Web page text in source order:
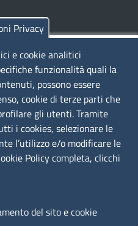
Privacy
e cookie analitici
funzionalità quali la
possono essere
cookie di terze parti che
gli utenti. Tramite
i cookies, selezionare le
l’utilizzo e/o modificare le
Policy completa, clicchi
del sito e cookie